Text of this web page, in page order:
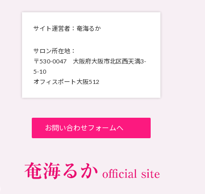
サイト運営者：奄海るか
サロン所在地：
〒530-0047 大阪府大阪市北区西天満3-
5-10
オフィスポート大阪512
お問い合わせフォームへ